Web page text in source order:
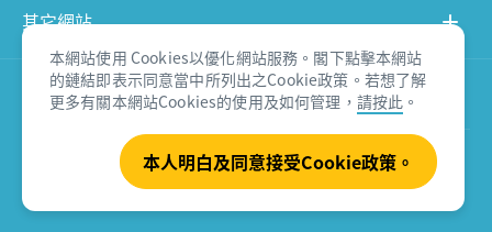
本網站使用 Cookies以優化網站服務。閣下點擊本網站
的鏈結即表示同意當中所列出之Cookie政策。若想了解
更多有關本網站Cookies的使用及如何管理， 請按此 。
本人明白及同意接受Cookie政策。
其它網站
產品免責聲明